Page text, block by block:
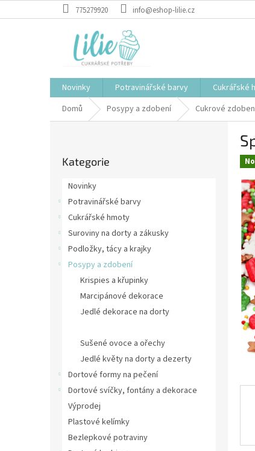
na
775279920 info@eshop-lilie.cz
Novinky Potravinářské barvy Cukrářské
Domů
Posypy a zdobení Cukrové
kategorie
Kategorie
Novinky
Potravinářské barvy
Cukrářské hmoty
Suroviny na dorty a zákusky
Podložky, tácy a krajky
Posypy a zdobení
Krispies a křupinky
Marcipánové dekorace
Jedlé dekorace na dorty
Sušené ovoce a ořechy
Jedlé květy na dorty a dezerty
Dortové formy na pečení
Dortové svíčky, fontány a dekorace
Výprodej
Plastové kelímky
Bezlepkové potraviny